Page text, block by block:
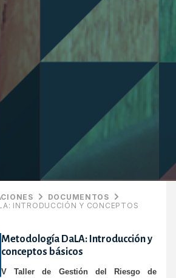
DOCUMENTOS
INTRODUCCIÓN Y CONCEPTOS
Metodología DaLA: Introducción y
conceptos básicos
V Taller de Gestión del Riesgo de